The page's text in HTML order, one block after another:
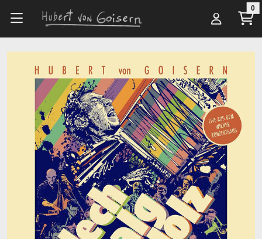
Zum Hauptinhalt springen 0
Alle Artikel